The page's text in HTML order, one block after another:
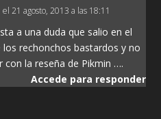
el 21 agosto, 2013 a las 18:11
a una duda que salio en el
rechonchos bastardos y no
con la reseña de Pikmin ….
Accede para responder